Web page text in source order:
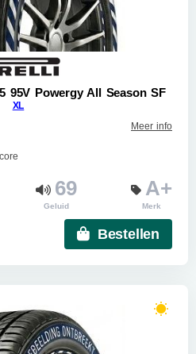
95V Powergy All Season SF
XL
Meer info
69
Geluid
A+
Merk
Bestellen